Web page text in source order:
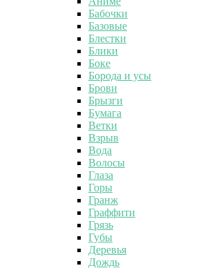
Бабочки
Базовые
Блестки
Блики
Боке
Борода и усы
Брови
Брызги
Бумага
Ветки
Взрыв
Вода
Волосы
Глаза
Горы
Гранж
Граффити
Грязь
Губы
Деревья
Дождь